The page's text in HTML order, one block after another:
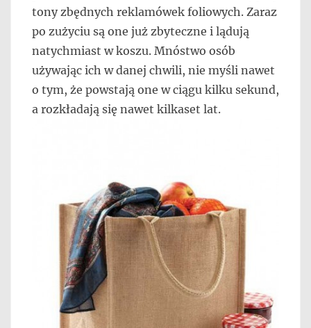
innych
przedsiębiorczości
tony zbędnych reklamówek foliowych. Zaraz
po zużyciu są one już zbyteczne i lądują
natychmiast w koszu. Mnóstwo osób
używając ich w danej chwili, nie myśli nawet
o tym, że powstają one w ciągu kilku sekund,
a rozkładają się nawet kilkaset lat.